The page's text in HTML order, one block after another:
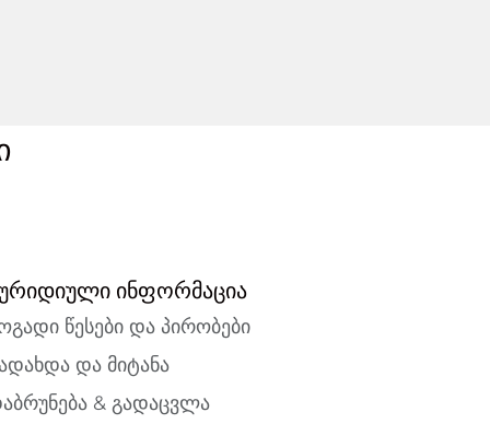
ინფორმაცია
წესები და პირობები
და მიტანა
& გადაცვლა